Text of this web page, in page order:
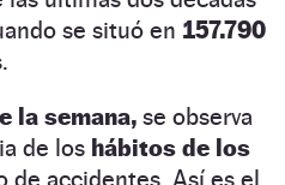
se situó en 157.790
la semana, se observa
de los hábitos de los
de accidentes. Así es el